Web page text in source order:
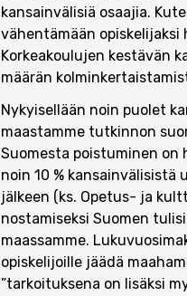
kansainvälisiä osaajia.
vähentämään opiskelijaksi
Korkeakoulujen kestävän
määrän
Nykyisellään noin puolet
maastamme tutkinnon
Suomesta poistuminen on
noin 10 %
jälkeen (ks. Opetus- ja
nostamiseksi Suomen
maassamme.
opiskelijoille jäädä
”tarkoituksena on lisäksi